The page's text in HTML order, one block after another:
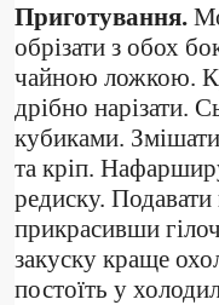
Приготування.
обрізати з обох
чайною ложкою.
дрібно нарізати.
кубиками.
та кріп.
редиску.
прикрасивши
закуску краще
постоїть у